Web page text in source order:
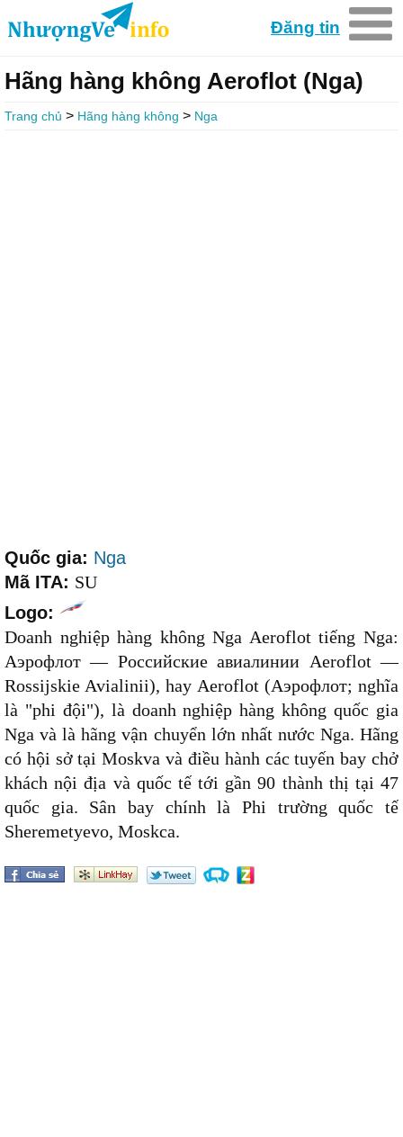
Đăng tin
Hãng hàng không Aeroflot (Nga)
Trang chủ > Hãng hàng không > Nga
Quốc gia: Nga
Mã ITA: SU
Logo:
Doanh nghiệp hàng không Nga Aeroflot tiếng Nga:
Аэрофлот — Российские авиалинии Aeroflot —
Rossijskie Avialinii), hay Aeroflot (Аэрофлот; nghĩa
là "phi đội"), là doanh nghiệp hàng không quốc gia
Nga và là hãng vận chuyển lớn nhất nước Nga. Hãng
có hội sở tại Moskva và điều hành các tuyến bay chở
khách nội địa và quốc tế tới gần 90 thành thị tại 47
quốc gia. Sân bay chính là Phi trường quốc tế
Sheremetyevo, Moskca.